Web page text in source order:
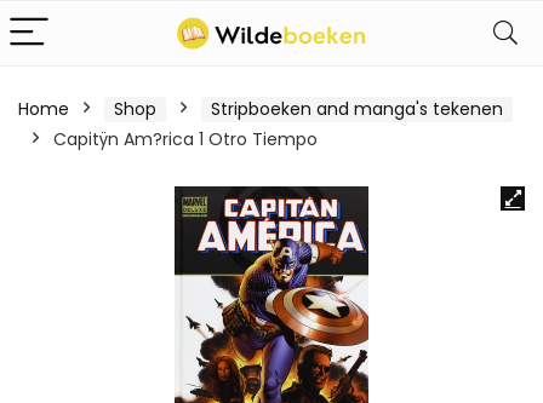
Home Shop
Stripboeken and manga's tekenen
Capitÿn Am?rica 1 Otro Tiempo